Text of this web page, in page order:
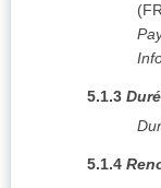
(
5.1.3
5.1.4